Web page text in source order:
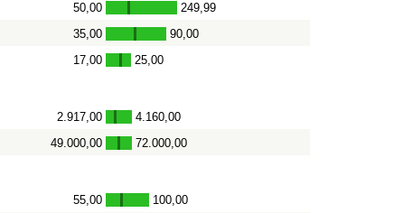
50,00 - 249,99
35,00 - 90,00
17,00 - 25,00
2.917,00 - 4.160,00
49.000,00 - 72.000,00
55,00 - 100,00